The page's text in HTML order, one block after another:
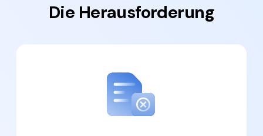
Die Herausforderung